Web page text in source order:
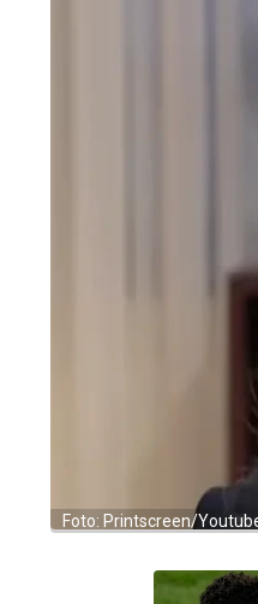
Foto: Printscreen/